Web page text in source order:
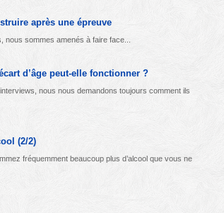
après une épreuve
sommes amenés à faire face...
d’âge peut-elle fonctionner ?
nous nous demandons toujours comment ils
(2/2)
fréquemment beaucoup plus d’alcool que vous ne